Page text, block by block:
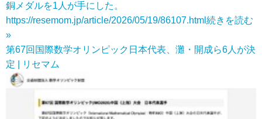
銅メダルを1人が手にした。
https://resemom.jp/article/2026/05/19/86107.html 続きを読む
»
第67回国際数学オリンピック日本代表、灘・開成ら6人が決
定 | リセマム